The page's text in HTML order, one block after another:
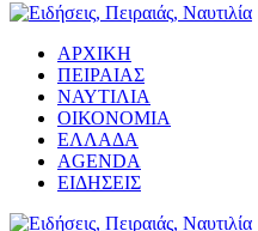
ΑΡΧΙΚΗ
ΠΕΙΡΑΙΑΣ
ΝΑΥΤΙΛΙΑ
ΟΙΚΟΝΟΜΙΑ
ΕΛΛΑΔΑ
AGENDA
ΕΙΔΗΣΕΙΣ